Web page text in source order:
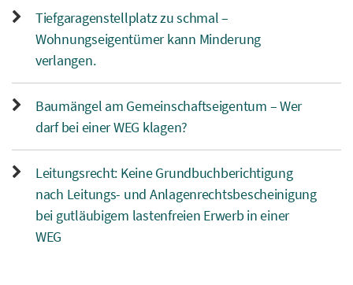
Tiefgaragenstellplatz zu schmal –
Wohnungseigentümer kann Minderung
verlangen.
Baumängel am Gemeinschaftseigentum – Wer
darf bei einer WEG klagen?
Leitungsrecht: Keine Grundbuchberichtigung
nach Leitungs- und Anlagenrechtsbescheinigung
bei gutläubigem lastenfreien Erwerb in einer
WEG